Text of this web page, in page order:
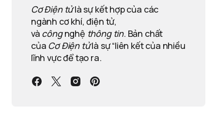
Cơ Điện tửlà sự kết hợp của các
ngành cơ khí, điện tử,
và côngnghệ thông tin. Bản chất
của Cơ Điện tửlà sự “liên kết của nhiều
lĩnh vực để tạo ra.